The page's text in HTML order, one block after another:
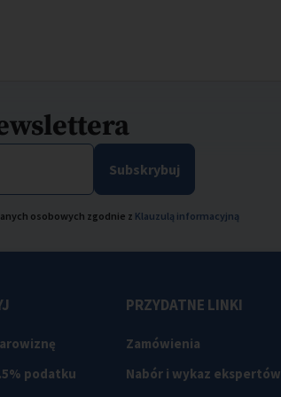
Subskrybuj
osobowych zgodnie z Klauzulą informacyjną
podatku
PRZYDATNE LINKI
Zamówienia
Nabór i wykaz ekspertów